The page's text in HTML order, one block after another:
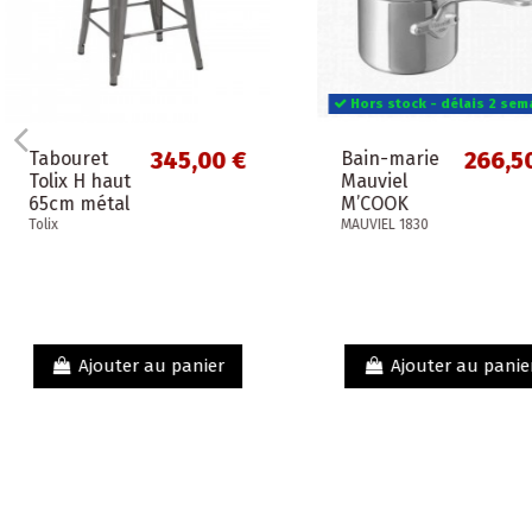
3 faces
Ajouter au panier
Sac de voyage
Ajouter au